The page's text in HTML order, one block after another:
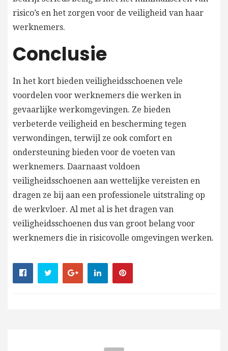
risico’s en het zorgen voor de veiligheid van haar
werknemers.
Conclusie
In het kort bieden veiligheidsschoenen vele
voordelen voor werknemers die werken in
gevaarlijke werkomgevingen. Ze bieden
verbeterde veiligheid en bescherming tegen
verwondingen, terwijl ze ook comfort en
ondersteuning bieden voor de voeten van
werknemers. Daarnaast voldoen
veiligheidsschoenen aan wettelijke vereisten en
dragen ze bij aan een professionele uitstraling op
de werkvloer. Al met al is het dragen van
veiligheidsschoenen dus van groot belang voor
werknemers die in risicovolle omgevingen werken.